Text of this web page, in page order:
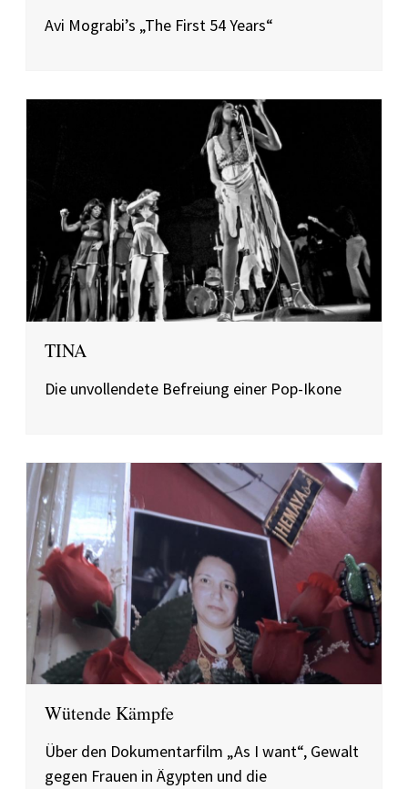
Avi Mograbi’s „The First 54 Years“
TINA
Die unvollendete Befreiung einer Pop-Ikone
Wütende Kämpfe
Über den Dokumentarfilm „As I want“, Gewalt
gegen Frauen in Ägypten und die